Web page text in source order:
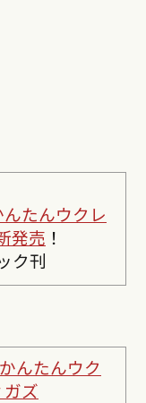
たんウクレ
発売 ！
ク刊
んたんウク
ズ